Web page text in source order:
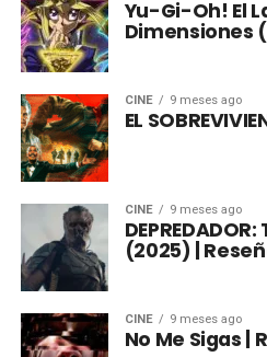
Yu-Gi-Oh! El
Dimensiones
CINE 9 meses ago
EL
CINE 9 meses ago
DEPREDADOR:
(2025) |
CINE 9 meses ago
No Me Sigas |